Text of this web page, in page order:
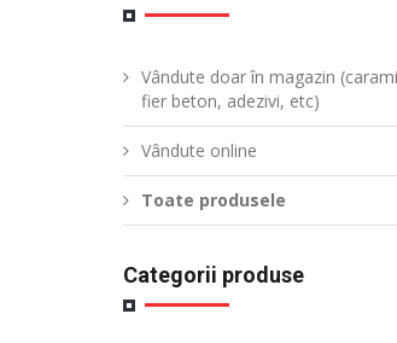
Vândute doar în magazin
fier beton, adezivi, etc)
Vândute online
Toate produsele
Categorii produse